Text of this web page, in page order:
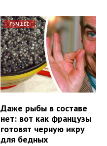
ЛУЧШЕЕ
Даже рыбы в составе
нет: вот как французы
готовят черную икру
для бедных